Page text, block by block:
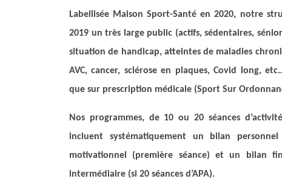
Labellisée Maison Sport-Santé en 2020, notre
2019 un très large public (actifs, sédentaires,
situation de handicap, atteintes de maladies
AVC, cancer, sclérose en plaques, Covid long,
que sur prescription médicale (Sport Sur
Nos programmes, de 10 ou 20 séances
incluent systématiquement un bilan
motivationnel (première séance) et un bilan
intermédiaire (si 20 séances d’APA).